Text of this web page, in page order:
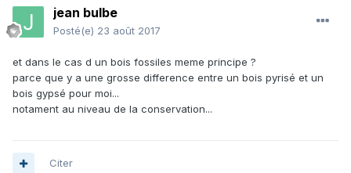
jean bulbe
Posté(e) 23 août 2017
et dans le cas d un bois fossiles meme principe ?
parce que y a une grosse difference entre un bois pyrisé et un
bois gypsé pour moi...
notament au niveau de la conservation...
Citer